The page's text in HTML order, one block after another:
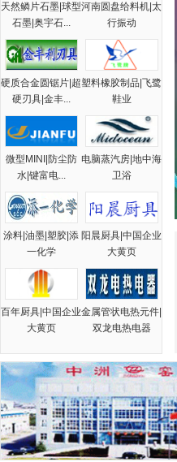
天然鳞片石墨|球型
石墨|奥宇石...
河南圆盘给料机|太
行振动
硬质合金圆锯片|超
硬刃具|金丰...
塑料橡胶制品|飞鹭
鞋业
微型MINI|防尘防
水|键富电...
电脑蒸汽房|地中海
卫浴
涂料|油墨|塑胶|添
一化学
阳晨厨具|中国企业
大黄页
百年厨具|中国企业
大黄页
金属管状电热元件|
双龙电热电器